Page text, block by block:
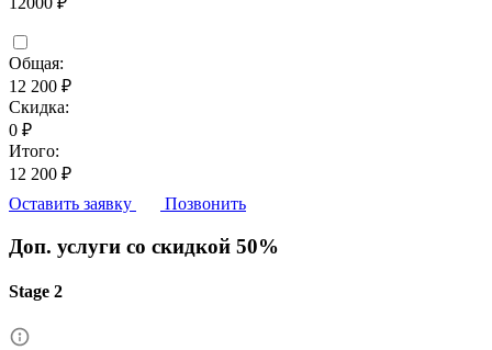
Общая:
12 200 ₽
Скидка:
0 ₽
Итого:
12 200 ₽
Оставить заявку
Позвонить
Доп. услуги со скидкой 50%
Stage 2